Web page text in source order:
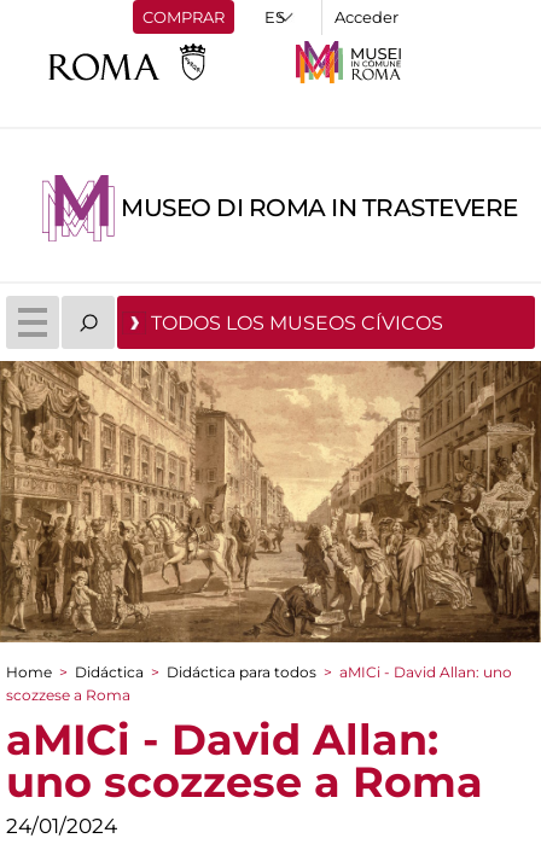
COMPRAR Acceder
MUSEO DI ROMA IN TRASTEVERE
TODOS LOS MUSEOS CÍVICOS
You are here
Home > Didáctica > Didáctica para todos > aMICi - David Allan: uno
scozzese a Roma
aMICi - David Allan:
uno scozzese a Roma
24/01/2024